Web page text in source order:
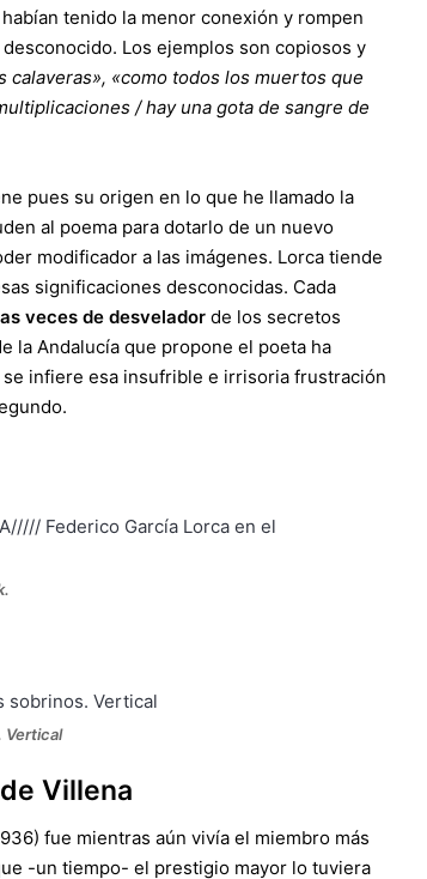
tenido la menor conexión y rompen
Los ejemplos son copiosos y
«como todos los muertos que
/ hay una gota de sangre de
pues su origen en lo que he llamado la
al poema para dotarlo de un nuevo
modificador a las imágenes. Lorca tiende
significaciones desconocidas. Cada
veces de desvelador de los secretos
la Andalucía que propone el poeta ha
infiere esa insufrible e irrisoria frustración
Vertical
Villena
fue mientras aún vivía el miembro más
-un tiempo- el prestigio mayor lo tuviera